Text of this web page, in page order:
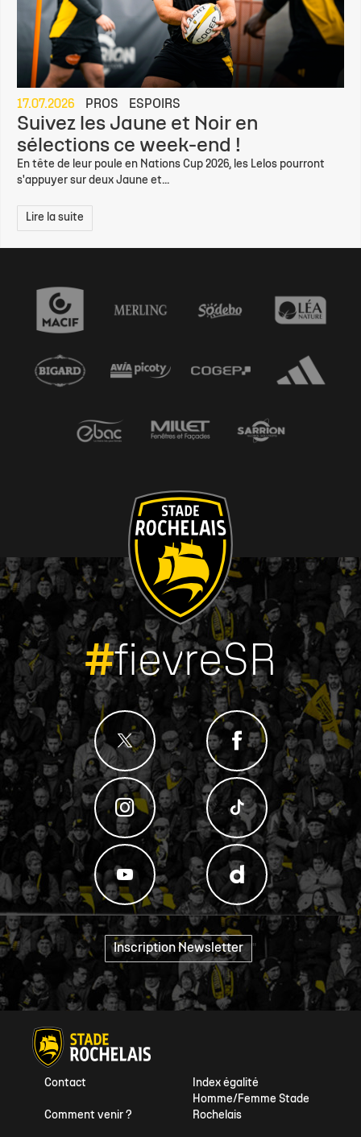
17.07.2026 PROS ESPOIRS
Suivez les Jaune et Noir en
sélections ce week-end !
En tête de leur poule en Nations Cup 2026, les Lelos pourront
s'appuyer sur deux Jaune et...
Lire la suite
#fievreSR
Inscription Newsletter "
Index égalité
Homme/Femme Stade
Rochelais
Contact
Comment venir ?